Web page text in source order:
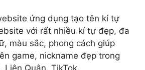
ứng dụng tạo tên kí tự
với rất nhiều kí tự đẹp, đa
màu sắc, phong cách giúp
game, nickname đẹp trong
Liên Quân, TikTok.